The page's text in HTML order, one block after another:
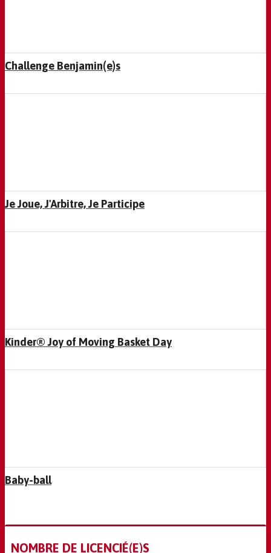
Challenge Benjamin(e)s
Je Joue, J'Arbitre, Je Participe
Kinder® Joy of Moving Basket Day
Baby-ball
NOMBRE DE LICENCIÉ(E)S